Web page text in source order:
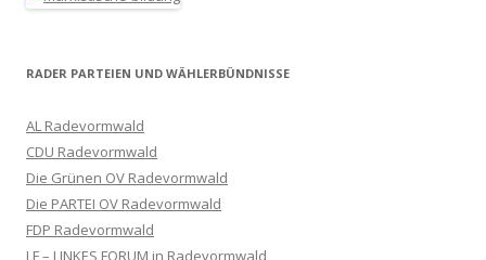
RADER PARTEIEN UND WÄHLERBÜNDNISSE
AL Radevormwald
CDU Radevormwald
Die Grünen OV Radevormwald
Die PARTEI OV Radevormwald
FDP Radevormwald
LF – LINKES FORUM in Radevormwald